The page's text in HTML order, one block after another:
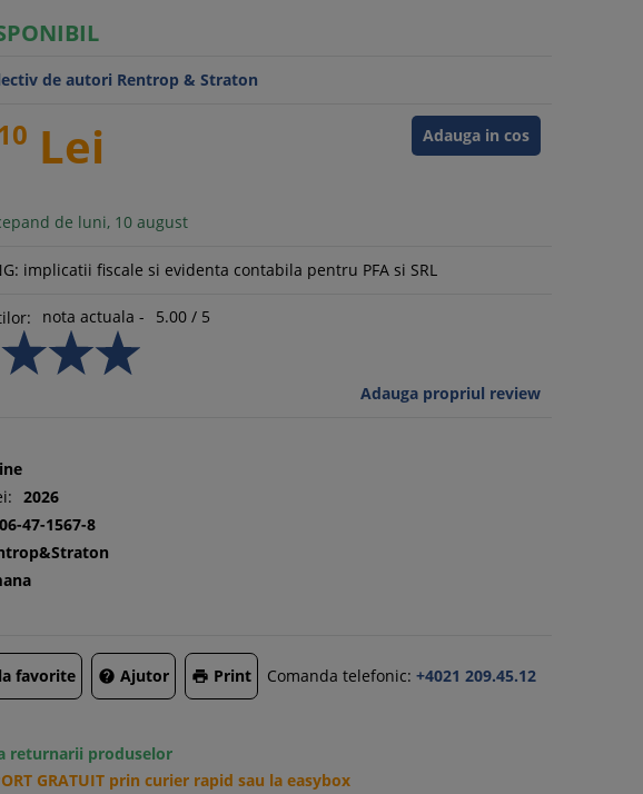
de autori Rentrop & Straton
Adauga in cos
Lei
de luni, 10 august
implicatii fiscale si evidenta contabila pentru PFA si SRL
nota actuala - 5.00 / 5
Adauga propriul review
2026
47-1567-8
favorite  Ajutor  Print Comanda telefonic: +4021 209.45.12
returnarii produselor
GRATUIT prin curier rapid sau la easybox